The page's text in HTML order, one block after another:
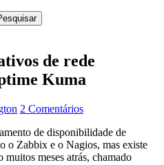
de rede
Kuma
2 Comentários
de disponibilidade de
o Zabbix e o Nagios, mas existe
muitos meses atrás, chamado